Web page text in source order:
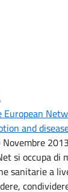
and
Novembre 2013
si occupa di
sanitarie a